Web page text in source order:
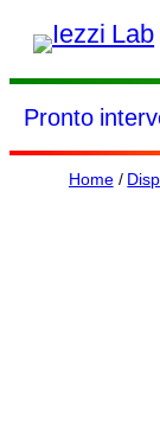
Pronto
Home/